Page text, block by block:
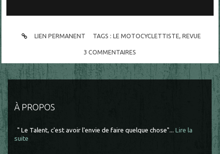
À PROPOS
" Le Talent, c'est avoir l'envie de faire quelque chose"... Lire la
suite
LIEN PERMANENT TAGS :LE MOTOCYCLETTISTE,REVUE
3 COMMENTAIRES